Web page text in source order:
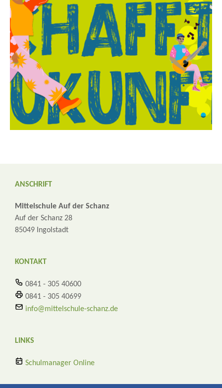
ANSCHRIFT
Mittelschule Auf der Schanz
Auf der Schanz 28
85049 Ingolstadt
KONTAKT
0841 - 305 40600
0841 - 305 40699
info@mittelschule-schanz.de
LINKS
Schulmanager Online